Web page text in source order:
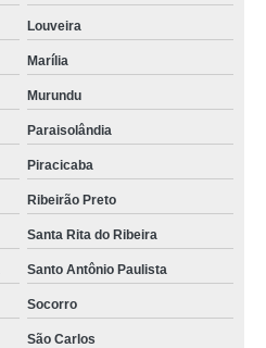
Louveira
Marília
Murundu
Paraisolândia
Piracicaba
Ribeirão Preto
Santa Rita do Ribeira
Santo Antônio Paulista
Socorro
São Carlos